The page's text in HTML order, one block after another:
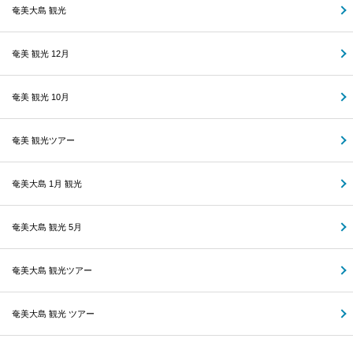
奄美大島 観光
奄美 観光 12月
奄美 観光 10月
奄美 観光ツアー
奄美大島 1月 観光
奄美大島 観光 5月
奄美大島 観光ツアー
奄美大島 観光 ツアー